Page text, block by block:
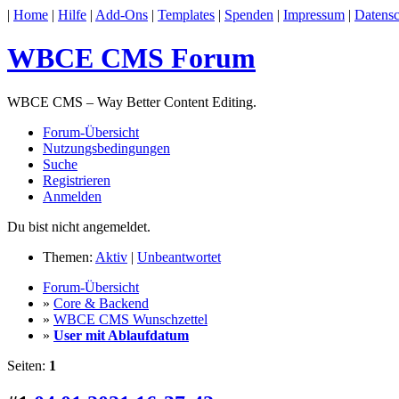
| Home | Hilfe | Add-Ons | Templates | Spenden | Impressum |
WBCE CMS Forum
WBCE CMS – Way Better Content Editing.
Forum-Übersicht
Nutzungsbedingungen
Suche
Registrieren
Anmelden
Du bist nicht angemeldet.
Themen: Aktiv | Unbeantwortet
Forum-Übersicht
» Core & Backend
» WBCE CMS Wunschzettel
» User mit Ablaufdatum
Seiten: 1